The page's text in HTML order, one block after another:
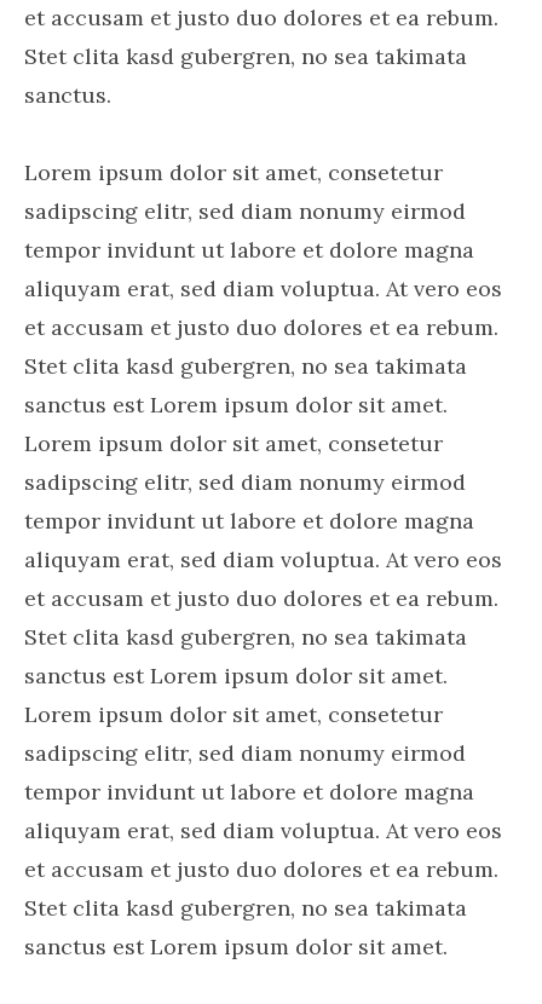
et accusam et justo duo dolores et ea rebum.
Stet clita kasd gubergren, no sea takimata
sanctus.
Lorem ipsum dolor sit amet, consetetur
sadipscing elitr, sed diam nonumy eirmod
tempor invidunt ut labore et dolore magna
aliquyam erat, sed diam voluptua. At vero eos
et accusam et justo duo dolores et ea rebum.
Stet clita kasd gubergren, no sea takimata
sanctus est Lorem ipsum dolor sit amet.
Lorem ipsum dolor sit amet, consetetur
sadipscing elitr, sed diam nonumy eirmod
tempor invidunt ut labore et dolore magna
aliquyam erat, sed diam voluptua. At vero eos
et accusam et justo duo dolores et ea rebum.
Stet clita kasd gubergren, no sea takimata
sanctus est Lorem ipsum dolor sit amet.
Lorem ipsum dolor sit amet, consetetur
sadipscing elitr, sed diam nonumy eirmod
tempor invidunt ut labore et dolore magna
aliquyam erat, sed diam voluptua. At vero eos
et accusam et justo duo dolores et ea rebum.
Stet clita kasd gubergren, no sea takimata
sanctus est Lorem ipsum dolor sit amet.